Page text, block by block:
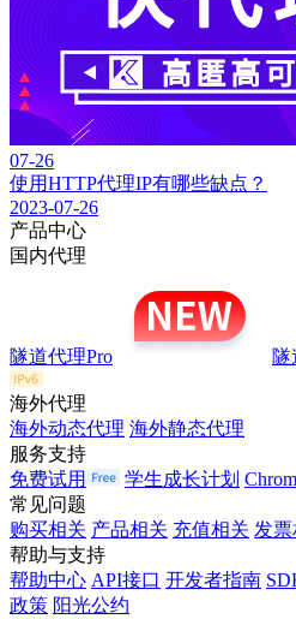
07-26
使用HTTP代理IP有哪些缺点？
2023-07-26
产品中心
国内代理
隧道代理Pro 隧
海外代理
海外动态代理 海外静态代理
服务支持
免费试用
学生成长计划
常见问题
购买相关 产品相关 充值相关 发
帮助与支持
帮助中心 API接口 开发者指南
政策 阳光公约